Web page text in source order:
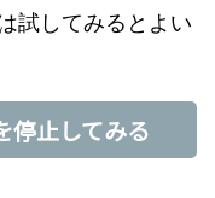
試してみるとよい
停止してみる